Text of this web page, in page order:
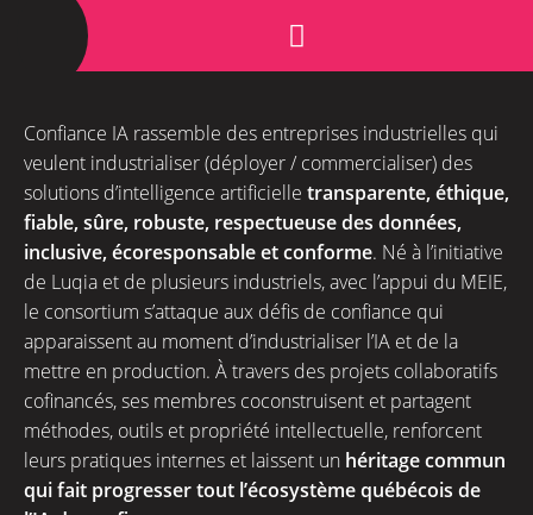
Confiance IA rassemble des entreprises industrielles qui
veulent industrialiser (déployer / commercialiser) des
solutions d’intelligence artificielle transparente, éthique,
fiable, sûre, robuste, respectueuse des données,
inclusive, écoresponsable et conforme. Né à l’initiative
de Luqia et de plusieurs industriels, avec l’appui du MEIE,
le consortium s’attaque aux défis de confiance qui
apparaissent au moment d’industrialiser l’IA et de la
mettre en production. À travers des projets collaboratifs
cofinancés, ses membres coconstruisent et partagent
méthodes, outils et propriété intellectuelle, renforcent
leurs pratiques internes et laissent un héritage commun
qui fait progresser tout l’écosystème québécois de